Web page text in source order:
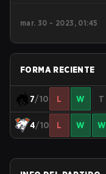
mar. 30 - 2023, 01:45
FORMA RECIENTE
7/10 L W T
4/10 L W W